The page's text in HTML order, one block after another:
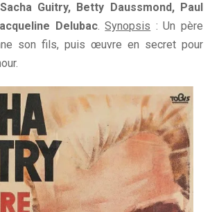
Sacha Guitry, Betty Daussmond, Paul
Delubac.Synopsis : Un père
son fils, puis œuvre en secret pour